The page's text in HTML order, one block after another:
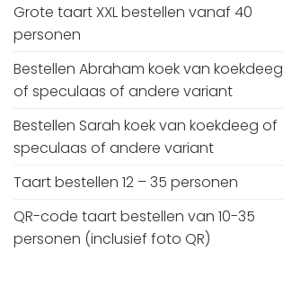
Grote taart XXL bestellen vanaf 40
personen
Bestellen Abraham koek van koekdeeg
of speculaas of andere variant
Bestellen Sarah koek van koekdeeg of
speculaas of andere variant
Taart bestellen 12 – 35 personen
QR-code taart bestellen van 10-35
personen (inclusief foto QR)